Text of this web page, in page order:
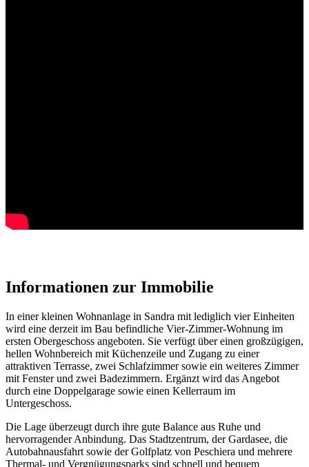
Informationen zur Immobilie
In einer kleinen Wohnanlage in Sandra mit lediglich vier Einheiten
wird eine derzeit im Bau befindliche Vier-Zimmer-Wohnung im
ersten Obergeschoss angeboten. Sie verfügt über einen großzügigen,
hellen Wohnbereich mit Küchenzeile und Zugang zu einer
attraktiven Terrasse, zwei Schlafzimmer sowie ein weiteres Zimmer
mit Fenster und zwei Badezimmern. Ergänzt wird das Angebot
durch eine Doppelgarage sowie einen Kellerraum im
Untergeschoss.
Die Lage überzeugt durch ihre gute Balance aus Ruhe und
hervorragender Anbindung. Das Stadtzentrum, der Gardasee, die
Autobahnausfahrt sowie der Golfplatz von Peschiera und mehrere
Thermal- und Vergnügungsparks sind schnell und bequem